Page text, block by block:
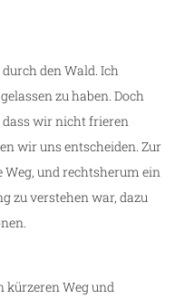
den Wald. Ich
zu haben. Doch
wir nicht frieren
wir uns entscheiden. Zur
und rechtsherum ein
zu verstehen war, dazu
Weg und